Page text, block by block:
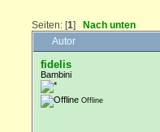
Seiten: [1] Nach unten
Autor
fidelis
Bambini
Offline